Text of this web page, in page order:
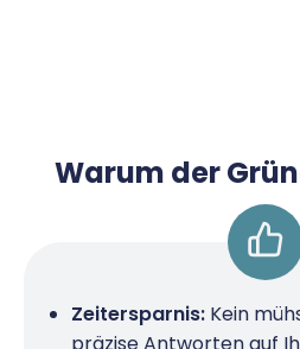
Warum der
Zeitersparnis: Kein